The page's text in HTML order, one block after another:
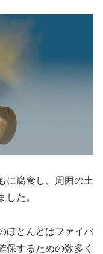
に腐食し、周囲の土
した。
ほとんどはファイバ
保するための数多く